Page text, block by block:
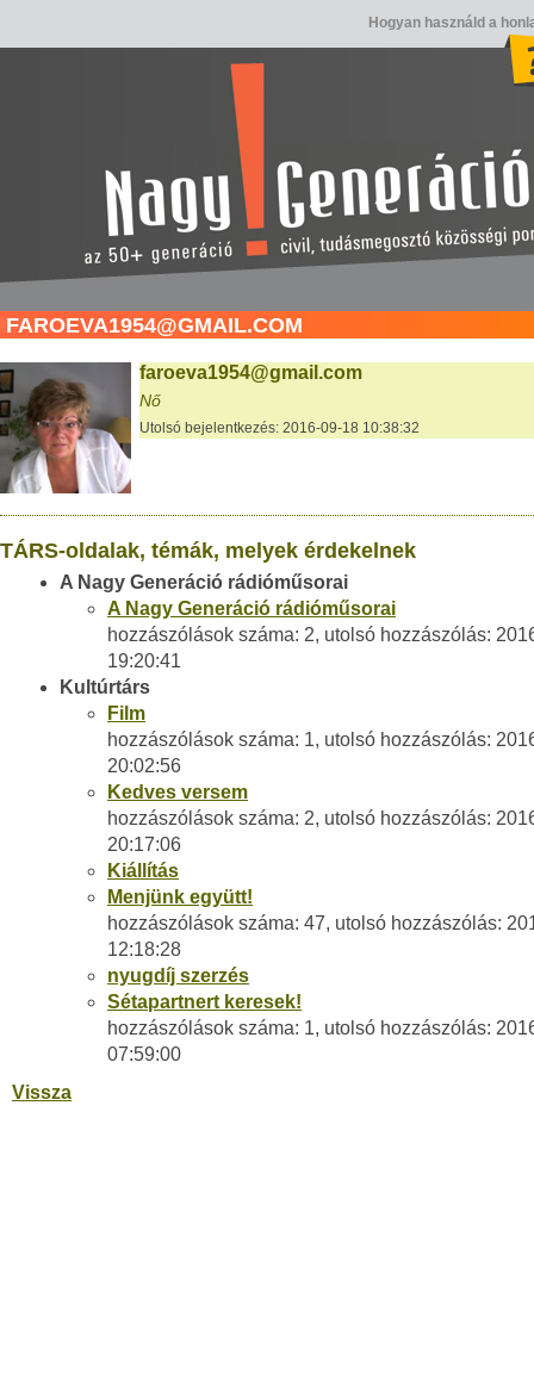
Hogyan használd a
FAROEVA1954@GMAIL.COM
faroeva1954@gmail.com
Nő
Utolsó bejelentkezés: 2016-09-18 10:38:32
TÁRS-oldalak, témák, melyek érdekelnek
A Nagy Generáció rádióműsorai
A Nagy Generáció rádióműsorai
hozzászólások száma: 2, utolsó hozzászólás:
19:20:41
Kultúrtárs
Film
hozzászólások száma: 1, utolsó hozzászólás:
20:02:56
Kedves versem
hozzászólások száma: 2, utolsó hozzászólás:
20:17:06
Kiállítás
Menjünk együtt!
hozzászólások száma: 47, utolsó hozzászólás:
12:18:28
nyugdíj szerzés
Sétapartnert keresek!
hozzászólások száma: 1, utolsó hozzászólás:
07:59:00
Vissza